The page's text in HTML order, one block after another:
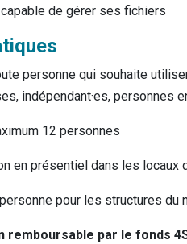
de gérer ses fichiers
personne qui souhaite
indépendant·es, personnes
12 personnes
en présentiel dans les locaux
pour les structures du
remboursable par le fonds